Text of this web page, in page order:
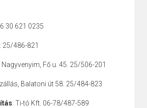
30 621 0235
: 25/486-821
Nagyvenyim, Fő u. 45. 25/506-201
Balatoni út 58. 25/484-823
: Ti-tó Kft. 06-78/487-589